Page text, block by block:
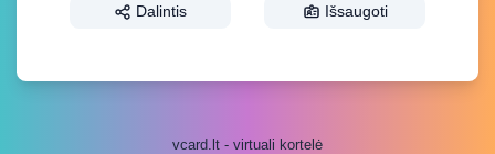
Dalintis Išsaugoti
vcard.lt - virtuali kortelė